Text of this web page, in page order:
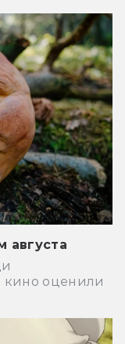
августа
кино оценили